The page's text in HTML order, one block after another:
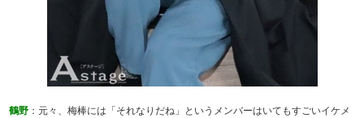
鶴野 ：元々、梅棒には「それなりだね」というメンバーはいてもすごいイケメ